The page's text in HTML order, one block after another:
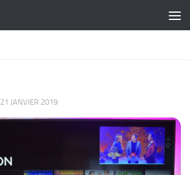
21 JANVIER 2019